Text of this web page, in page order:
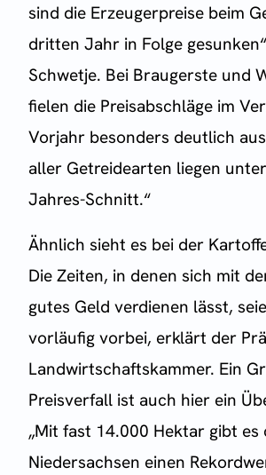
sind die Erzeugerpreise beim
dritten Jahr in Folge
Schwetje. Bei Braugerste und
fielen die Preisabschläge im
Vorjahr besonders deutlich
aller Getreidearten liegen
Jahres-Schnitt.“
Ähnlich sieht es bei der
Die Zeiten, in denen sich mit
gutes Geld verdienen lässt,
vorläufig vorbei, erklärt der
Landwirtschaftskammer. Ein
Preisverfall ist auch hier ein
„Mit fast 14.000 Hektar gibt es
Niedersachsen einen